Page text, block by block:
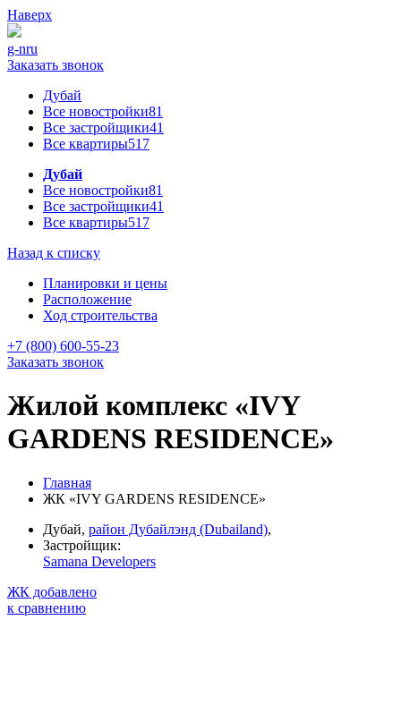
Наверх
g-nru
Заказать звонок
Дубай
Все новостройки81
Все застройщики41
Все квартиры517
Дубай
Все новостройки81
Все застройщики41
Все квартиры517
Назад к списку
Планировки и цены
Расположение
Ход строительства
+7 (800) 600-55-23
Заказать звонок
Жилой комплекс «IVY
GARDENS RESIDENCE»
Главная
ЖК «IVY GARDENS RESIDENCE»
Дубай, район Дубайлэнд (Dubailand),
Застройщик:
Samana Developers
ЖК добавлено
к сравнению